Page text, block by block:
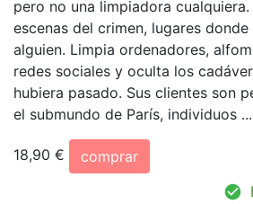
pero no una limpiadora
escenas del crimen, lugares
alguien. Limpia ordenadores,
redes sociales y oculta los
hubiera pasado. Sus clientes son
el submundo de París, individuos ...
18,90 €
comprar